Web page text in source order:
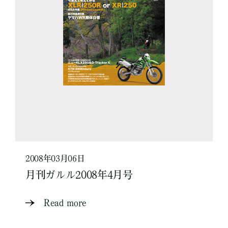
2008年03月06日
月刊ガルル2008年4月号
Read more